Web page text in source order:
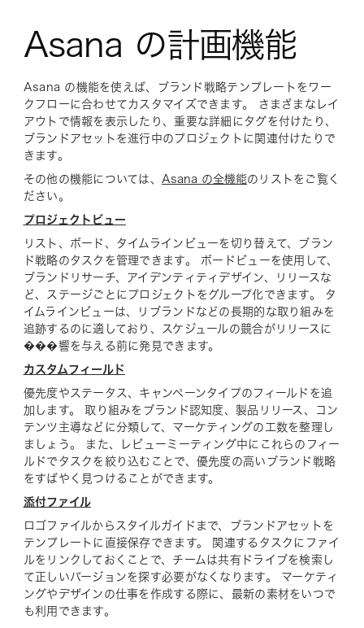
Asana の計画機能
Asana の機能を使えば、ブランド戦略テンプレートをワー
クフローに合わせてカスタマイズできます。 さまざまなレイ
アウトで情報を表示したり、重要な詳細にタグを付けたり、
ブランドアセットを進行中のプロジェクトに関連付けたりで
きます。
その他の機能については、 Asana の全機能のリストをご覧く
ださい。
プロジェクトビュー
リスト、ボード、タイムラインビューを切り替えて、ブラン
ド戦略のタスクを管理できます。 ボードビューを使用して、
ブランドリサーチ、アイデンティティデザイン、リリースな
ど、ステージごとにプロジェクトをグループ化できます。 タ
イムラインビューは、リブランドなどの長期的な取り組みを
追跡するのに適しており、スケジュールの競合がリリースに
���響を与える前に発見できます。
カスタムフィールド
優先度やステータス、キャンペーンタイプのフィールドを追
加します。 取り組みをブランド認知度、製品リリース、コン
テンツ主導などに分類して、マーケティングの工数を整理し
ましょう。 また、レビューミーティング中にこれらのフィー
ルドでタスクを絞り込むことで、優先度の高いブランド戦略
をすばやく見つけることができます。
添付ファイル
ロゴファイルからスタイルガイドまで、ブランドアセットを
テンプレートに直接保存できます。 関連するタスクにファイ
ルをリンクしておくことで、チームは共有ドライブを検索し
て正しいバージョンを探す必要がなくなります。 マーケティ
ングやデザインの仕事を作成する際に、最新の素材をいつで
も利用できます。